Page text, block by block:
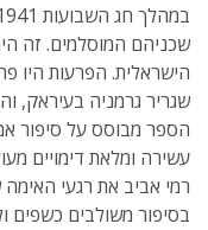
שכניהם המוסלמים. זה
הישראלית. הפרעות היו
שגריר גרמניה בעיראק,
הספר מבוסס על סיפור
עשירה ומלאת דימויים
רמי אביב את רגעי
בסיפור משולבים כשפים